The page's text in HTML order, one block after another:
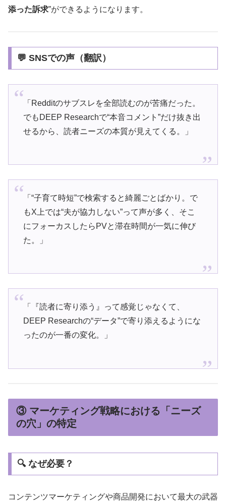
添った訴求”ができるようになります。
💬 SNSでの声（翻訳）
「Redditのサブスレを全部読むのが苦痛だった。
でもDEEP Researchで“本音コメント”だけ抜き出
せるから、読者ニーズの本質が見えてくる。」
「“子育て時短”で検索すると綺麗ごとばかり。で
もX上では“夫が協力しない”って声が多く、そこ
にフォーカスしたらPVと滞在時間が一気に伸び
た。」
「『読者に寄り添う』って感覚じゃなくて、
DEEP Researchの“データ”で寄り添えるようにな
ったのが一番の変化。」
③ マーケティング戦略における「ニーズ
の穴」の特定
🔍 なぜ必要？
コンテンツマーケティングや商品開発において最大の武器